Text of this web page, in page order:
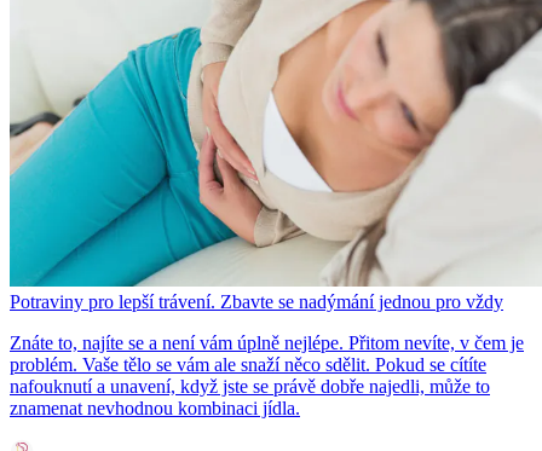
Potraviny pro lepší trávení. Zbavte se nadýmání jednou pro vždy
Znáte to, najíte se a není vám úplně nejlépe. Přitom nevíte, v čem je
problém. Vaše tělo se vám ale snaží něco sdělit. Pokud se cítíte
nafouknutí a unavení, když jste se právě dobře najedli, může to
znamenat nevhodnou kombinaci jídla.